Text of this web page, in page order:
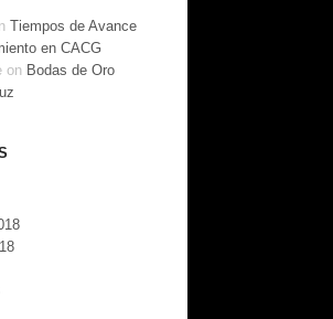
Tiempos de Avance
en CACG
on Bodas de Oro